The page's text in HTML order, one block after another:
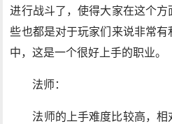
进行战斗了，使得大家在这个
些也都是对于玩家们来说非常
中，这是一个很好上手的职业。
法师：
法师的上手难度比较高，